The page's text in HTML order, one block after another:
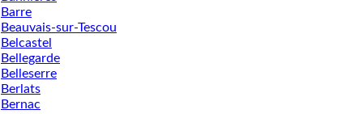
Barre
Beauvais-sur-Tescou
Belcastel
Bellegarde
Belleserre
Berlats
Bernac